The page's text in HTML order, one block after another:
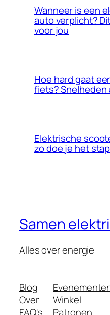
Wanneer is een
auto verplicht?
voor jou
Hoe hard gaat
fiets? Snelheden
Elektrische
zo doe je het
Samen
Alles over energie
Blog
Over
FAQ's
Winkel
Patronen